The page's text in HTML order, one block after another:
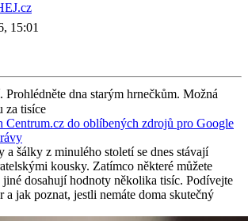
15:01
Prohlédněte dna starým hrnečkům. Možná
za tisíce
Centrum.cz do oblíbených zdrojů pro Google
a šálky z minulého století se dnes stávají
kousky. Zatímco některé můžete
dosahují hodnoty několika tisíc. Podívejte
a jak poznat, jestli nemáte doma skutečný